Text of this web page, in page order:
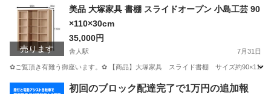
足立区 舎人駅 その他 キャンピング
売ります
美品 大塚家具 書棚 スライドオープン 小島工芸 90
×110×30cm
35,000円
舎人駅 7月31日
✿ご覧頂き有難う御座います。✿ 【商品】大塚家具 スライド書棚 サイズ約
舎人駅 収納家具
初回のブロック配達完了で1万円の追加報